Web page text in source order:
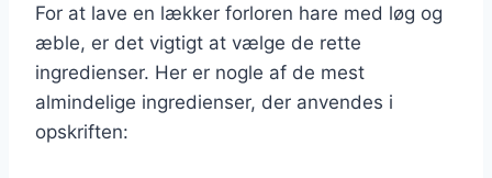
For at lave en lækker forloren hare med løg og
æble, er det vigtigt at vælge de rette
ingredienser. Her er nogle af de mest
almindelige ingredienser, der anvendes i
opskriften: